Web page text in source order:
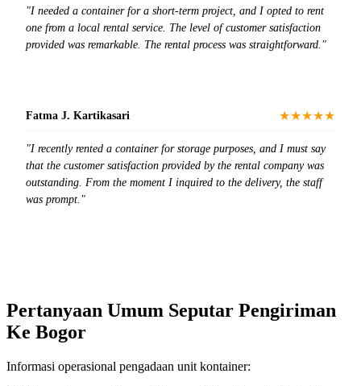
"I needed a container for a short-term project, and I opted to rent
one from a local rental service. The level of customer satisfaction
provided was remarkable. The rental process was straightforward."
Fatma J. Kartikasari ★★★★★
"I recently rented a container for storage purposes, and I must say
that the customer satisfaction provided by the rental company was
outstanding. From the moment I inquired to the delivery, the staff
was prompt."
Pertanyaan Umum Seputar Pengiriman
Ke Bogor
Informasi operasional pengadaan unit kontainer: